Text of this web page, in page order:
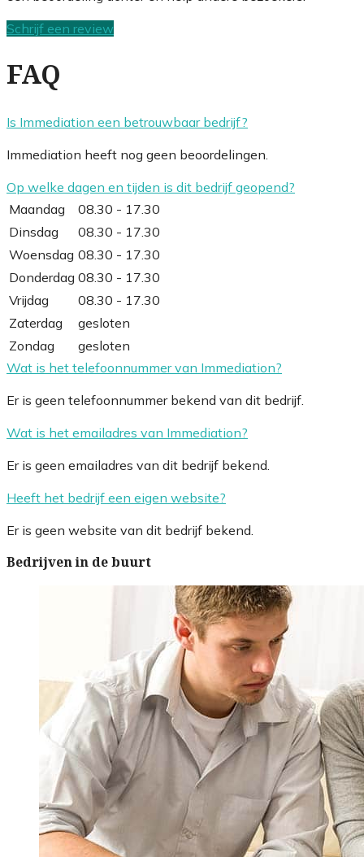
Schrijf een review
FAQ
Is Immediation een betrouwbaar bedrijf?
Immediation heeft nog geen beoordelingen.
Op welke dagen en tijden is dit bedrijf geopend?
Maandag
08.30 - 17.30
Dinsdag
08.30 - 17.30
Woensdag 08.30 - 17.30
Donderdag 08.30 - 17.30
Vrijdag
08.30 - 17.30
Zaterdag
gesloten
Zondag
gesloten
Wat is het telefoonnummer van Immediation?
Er is geen telefoonnummer bekend van dit bedrijf.
Wat is het emailadres van Immediation?
Er is geen emailadres van dit bedrijf bekend.
Heeft het bedrijf een eigen website?
Er is geen website van dit bedrijf bekend.
Bedrijven in de buurt